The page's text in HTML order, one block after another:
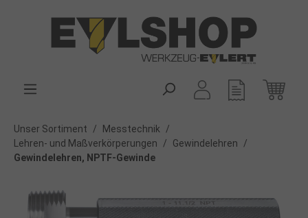
Unser Sortiment / Messtechnik
/
Lehren- und Maßverkörperungen
/ Gewindelehren
/
Gewindelehren, NPTF-Gewinde